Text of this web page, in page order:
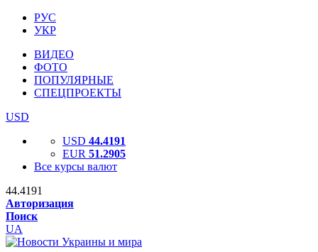
РУС
УКР
ВИДЕО
ФОТО
ПОПУЛЯРНЫЕ
СПЕЦПРОЕКТЫ
USD
USD 44.4191
EUR 51.2905
Все курсы валют
44.4191
Авторизация
Поиск
UA